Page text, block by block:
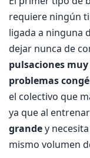
requiere ningún
ligada a ninguna
dejar nunca de
pulsaciones
problemas
el colectivo que
ya que al
grandey
mismo volumen